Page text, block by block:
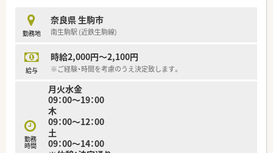
トさせる為、調剤補助の研修所を兵庫県に設立。
社内で定められた研修を受けた調剤事務さんが積極的にフォ
ローアップしてくださる環境作りを進めています。
す。
■処方箋枚数は1日あたり平均40枚。
■調剤・投薬・監査等外来処方箋対応がメインです。
＜研修制度＞
■15分単位で受講可能なe-ラーニングを導入しています。
■会社指定の研修・勉強会は勤務日扱いとなります。
■学会発表の為のサポートも内容についての研修、プレゼンにつ
いての研修と手厚いサポート体制もあります。
＜法人特徴＞
勤務地
奈良県 生駒市
南生駒駅 (近鉄生駒線)
給与
時給2,000円～2,100円
※ご経験・時間を考慮のうえ決定致します。
勤務
時間
月火水金
09：00～19：00
木
09：00～12：00
土
09：00～14：00